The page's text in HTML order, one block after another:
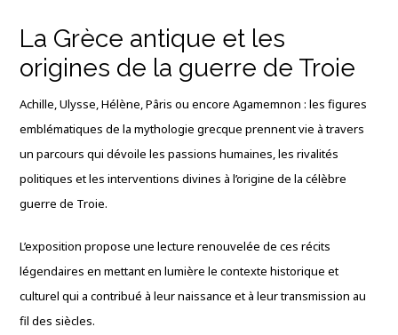
La Grèce antique et les
origines de la guerre de Troie
Achille, Ulysse, Hélène, Pâris ou encore Agamemnon : les figures
emblématiques de la mythologie grecque prennent vie à travers
un parcours qui dévoile les passions humaines, les rivalités
politiques et les interventions divines à l’origine de la célèbre
guerre de Troie.
L’exposition propose une lecture renouvelée de ces récits
légendaires en mettant en lumière le contexte historique et
culturel qui a contribué à leur naissance et à leur transmission au
fil des siècles.